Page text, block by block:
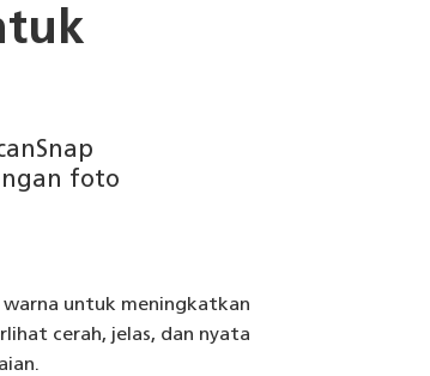
foto
untuk meningkatkan
cerah, jelas, dan nyata